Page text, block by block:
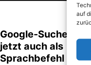
Google-Suche für
jetzt auch als
Sprachbefehl
auf